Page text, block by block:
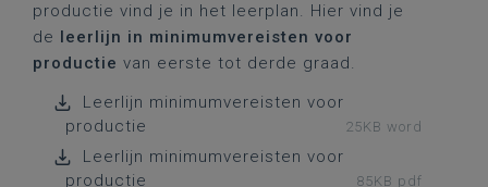
productie vind je in het leerplan. Hier vind je
de leerlijn in minimumvereisten voor
productie van eerste tot derde graad.
Leerlijn minimumvereisten voor
productie
25KB word
Leerlijn minimumvereisten voor
productie
85KB pdf